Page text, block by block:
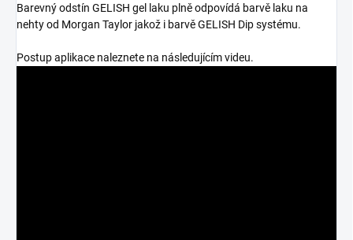
Barevný odstín GELISH gel laku plně odpovídá barvě laku na
nehty od Morgan Taylor jakož i barvě GELISH Dip systému.
Postup aplikace naleznete na následujícím videu.